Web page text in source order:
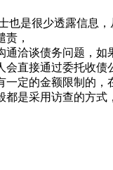
是很少透露信息
，
洽谈债务问题，
直接通过委托收债
定的金额限制的
是采用访查的方式